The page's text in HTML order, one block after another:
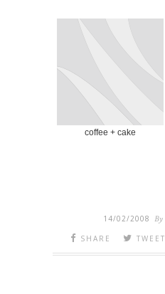
coffee + cake
14/02/2008 By
SHARE
TWEET